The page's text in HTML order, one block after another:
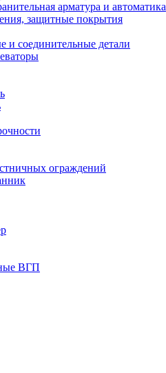
арматура и автоматика
защитные покрытия
и соединительные детали
ограждений
ВГП